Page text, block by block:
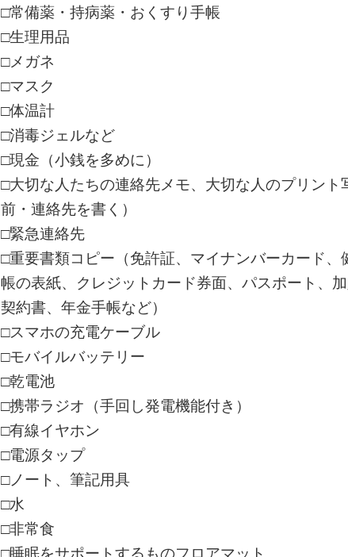
□常備薬・持病薬・おくすり手帳
□生理用品
□メガネ
□マスク
□体温計
□消毒ジェルなど
□現金（小銭を多めに）
□大切な人たちの連絡先メモ、大切な人のプリント
前・連絡先を書く）
□緊急連絡先
□重要書類コピー（免許証、マイナンバーカード、
帳の表紙、クレジットカード券面、パスポート、
契約書、年金手帳など）
□スマホの充電ケーブル
□モバイルバッテリー
□乾電池
□携帯ラジオ（手回し発電機能付き）
□有線イヤホン
□電源タップ
□ノート、筆記用具
□水
□非常食